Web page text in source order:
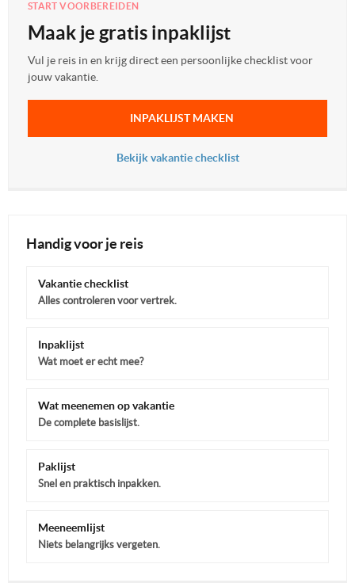
START VOORBEREIDEN
Maak je gratis inpaklijst
Vul je reis in en krijg direct een persoonlijke checklist voor
jouw vakantie.
INPAKLIJST MAKEN
Bekijk vakantie checklist
Handig voor je reis
Vakantie checklist
Alles controleren voor vertrek.
Inpaklijst
Wat moet er echt mee?
Wat meenemen op vakantie
De complete basislijst.
Paklijst
Snel en praktisch inpakken.
Meeneemlijst
Niets belangrijks vergeten.